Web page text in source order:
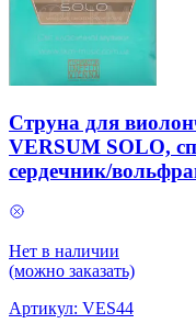
Струна для
VERSUM SOLO,
сердечник/
Нет в наличии
(можно заказать)
Артикул: VES44